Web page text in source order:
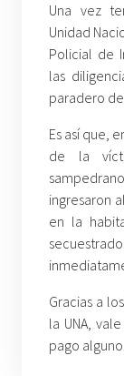
Una vez
Unidad
Policial de
las
paradero
Es así que,
de la
ingresaron
en la
Gracias a
la UNA,
pago alguno.